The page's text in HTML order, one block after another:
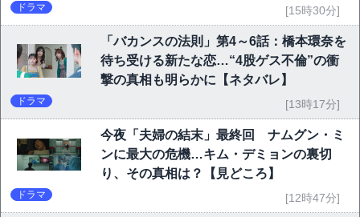
ドラマ [15時30分]
「バカンスの法則」第4～6話：橋本環奈を
待ち受ける新たな恋…“4股ゲス不倫”の衝
撃の真相も明らかに【ネタバレ】
ドラマ [13時17分]
今夜「夫婦の結末」最終回 ナムグン・ミ
ンに最大の危機…キム・デミョンの裏切
り、その真相は？【見どころ】
ドラマ [12時47分]